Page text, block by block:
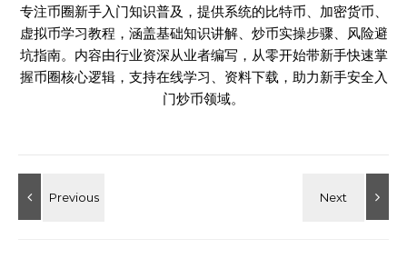
专注币圈新手入门知识普及，提供系统的比特币、加密货币、
虚拟币学习教程，涵盖基础知识讲解、炒币实操步骤、风险避
坑指南。内容由行业资深从业者编写，从零开始带新手快速掌
握币圈核心逻辑，支持在线学习、资料下载，助力新手安全入
门炒币领域。